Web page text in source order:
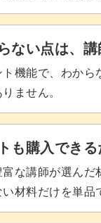
ない点は、
ト機能で、わから
ません。
も購入でき
富な講師が選んだ
い材料だけを単品